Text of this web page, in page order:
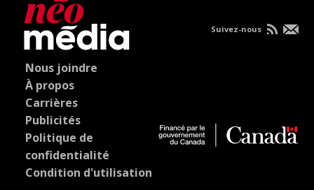
Nous joindre
À propos
Carrières
Publicités
Politique de
confidentialité
Condition d'utilisation
Suivez-nous